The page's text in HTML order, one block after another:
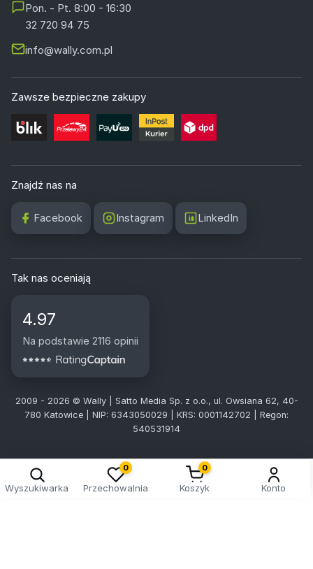
Pon. - Pt. 8:00 - 16:30
32 720 94 75
info@wally.com.pl
Zawsze bezpieczne zakupy
Znajdź nas na
Facebook Instagram LinkedIn
Tak nas oceniają
4.97
Na podstawie 2116 opinii
2009 - 2026 © Wally | Satto Media Sp. z o.o., ul. Owsiana 62, 40-
780 Katowice | NIP: 6343050029 | KRS: 0001142702 | Regon:
540531914
Wyszukiwarka
0
Przechowalnia
0
Koszyk Konto